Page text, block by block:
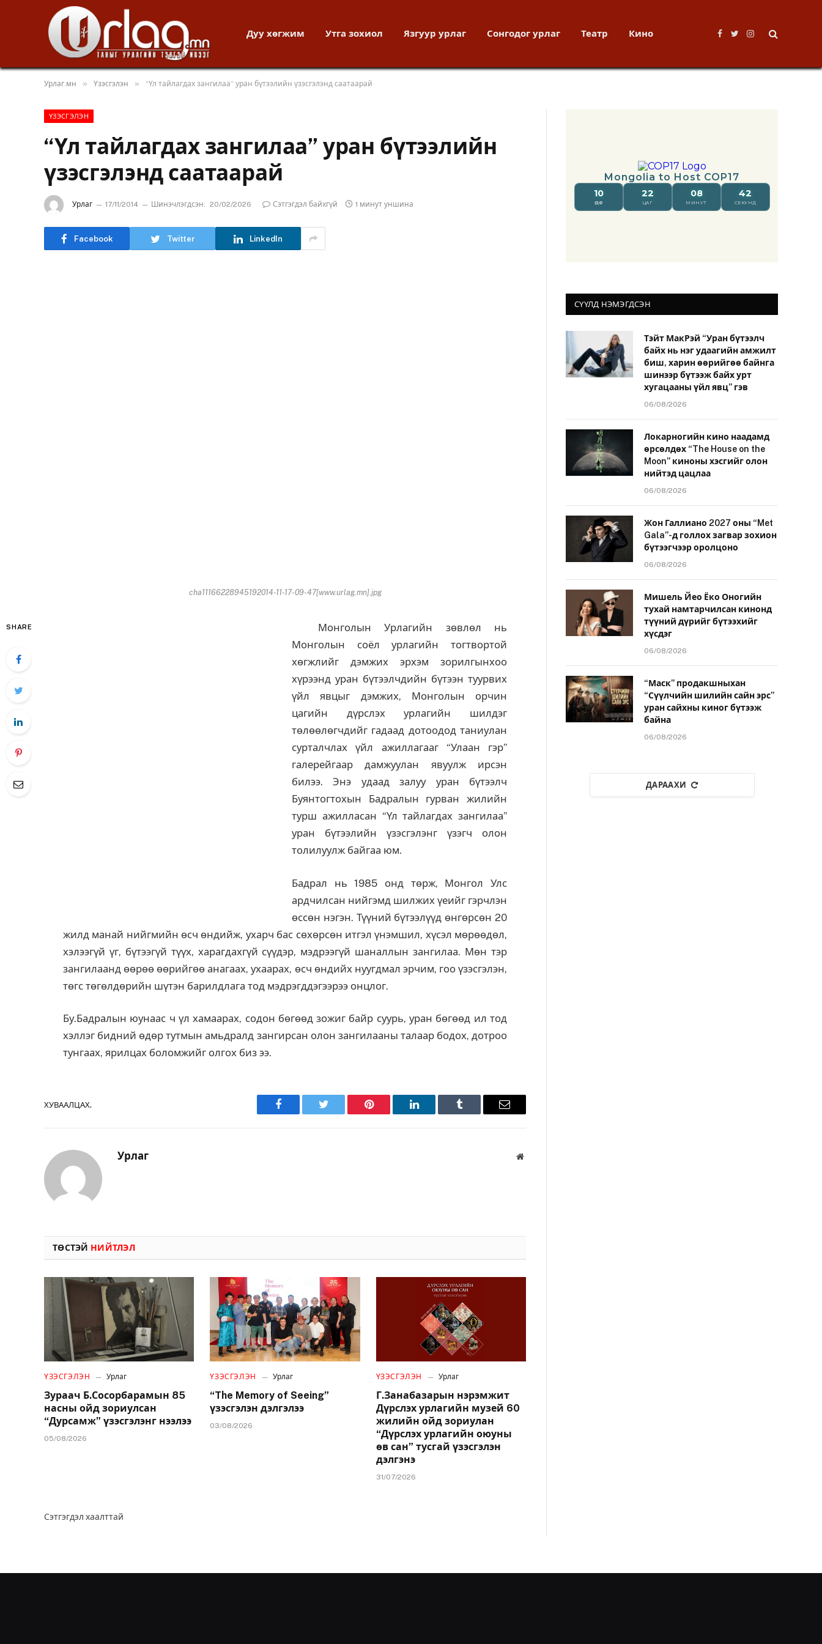
Дуу хөгжим Утга зохиол Язгуур урлаг Сонгодог урлаг Театр Кино
Facebook
TwitterInstagram
Урлаг.мн » Үзэсгэлэн » “Үл тайлагдах зангилаа” уран бүтээлийн үзэсгэлэнд саатаарай
ҮЗЭСГЭЛЭН
“Үл тайлагдах зангилаа” уран бүтээлийн
үзэсгэлэнд саатаарай
Урлаг 17/11/2014 Шинэчлэгдсэн: 20/02/2026 Сэтгэгдэл байхгүй 1 минут уншина
Facebook Twitter LinkedIn
cha11166228945192014-11-17-09-47[www.urlag.mn].jpg
SHARE
Монголын Урлагийн зөвлөл нь
Монголын соёл урлагийн тогтвортой
хөгжлийг дэмжих эрхэм зорилгынхоо
хүрээнд уран бүтээлчдийн бүтээн туурвих
үйл явцыг дэмжих, Монголын орчин
цагийн дүрслэх урлагийн шилдэг
төлөөлөгчдийг гадаад дотоодод таниулан
сурталчлах үйл ажиллагааг “Улаан гэр”
галерейгаар дамжуулан явуулж ирсэн
билээ. Энэ удаад залуу уран бүтээлч
Буянтогтохын Бадралын гурван жилийн
турш ажилласан “Үл тайлагдах зангилаа”
уран бүтээлийн үзэсгэлэнг үзэгч олон
толилуулж байгаа юм.
Бадрал нь 1985 онд төрж, Монгол Улс
ардчилсан нийгэмд шилжих үеийг гэрчлэн
өссөн нэгэн. Түүний бүтээлүүд өнгөрсөн 20
жилд манай нийгмийн өсч өндийж, ухарч бас сөхөрсөн итгэл үнэмшил, хүсэл мөрөөдөл,
хэлээгүй үг, бүтээгүй түүх, харагдахгүй сүүдэр, мэдрээгүй шаналлын зангилаа. Мөн тэр
зангилаанд өөрөө өөрийгөө анагаах, ухаарах, өсч өндийх нуугдмал эрчим, гоо үзэсгэлэн,
төгс төгөлдөрийн шүтэн барилдлага тод мэдрэгддэгээрээ онцлог.
Бу.Бадралын юунаас ч үл хамаарах, содон бөгөөд зожиг байр суурь, уран бөгөөд ил тод
хэллэг бидний өдөр тутмын амьдралд зангирсан олон зангилааны талаар бодох, дотроо
тунгаах, ярилцах боломжийг олгох биз ээ.
ХУВААЛЦАХ.
Facebook Twitter Pinterest LinkedIn Tumblr Имэйл
Урлаг Вэбсайт
ТӨСТЭЙ НИЙТЛЭЛ
ҮЗЭСГЭЛЭН Урлаг
Зураач Б.Сосорбарамын 85
насны ойд зориулсан
“Дурсамж” үзэсгэлэнг нээлээ
05/08/2026
ҮЗЭСГЭЛЭН Урлаг
“The Memory of Seeing”
үзэсгэлэн дэлгэлээ
03/08/2026
ҮЗЭСГЭЛЭН Урлаг
Г.Занабазарын нэрэмжит
Дүрслэх урлагийн музей 60
жилийн ойд зориулан
“Дүрслэх урлагийн оюуны
өв сан” тусгай үзэсгэлэн
дэлгэнэ
31/07/2026
Сэтгэгдэл хаалттай
СҮҮЛД НЭМЭГДСЭН
Тэйт МакРэй “Уран бүтээлч
байх нь нэг удаагийн амжилт
биш, харин өөрийгөө байнга
шинээр бүтээж байх урт
хугацааны үйл явц” гэв
06/08/2026
Локарногийн кино наадамд
өрсөлдөх “The House on the
Moon” киноны хэсгийг олон
нийтэд цацлаа
06/08/2026
Жон Галлиано 2027 оны “Met
Gala”-д голлох загвар зохион
бүтээгчээр оролцоно
06/08/2026
Мишель Йео Ёко Оногийн
тухай намтарчилсан кинонд
түүний дүрийг бүтээхийг
хүсдэг
06/08/2026
“Маск” продакшныхан
“Сүүлчийн шилийн сайн эрс”
уран сайхны киног бүтээж
байна
06/08/2026
ДАРААХИ